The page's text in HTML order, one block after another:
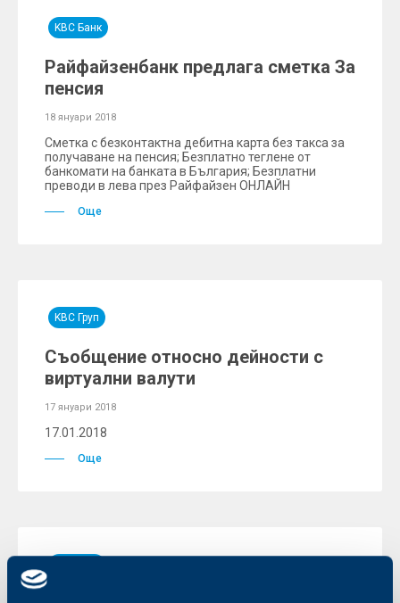
KBC Банк
Райфайзенбанк предлага сметка За
пенсия
18 януари 2018
Сметка с безконтактна дебитна карта без такса за
получаване на пенсия; Безплатно теглене от
банкомати на банката в България; Безплатни
преводи в лева през Райфайзен ОНЛАЙН
Още
KBC Груп
Съобщение относно дейности с
виртуални валути
17 януари 2018
17.01.2018
Още